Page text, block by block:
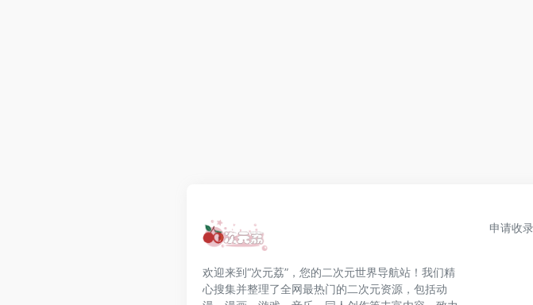
欢迎来到“次元荔”，您的二次元世界导航站！我们精
心搜集并整理了全网最热门的二次元资源，包括动
申请收录